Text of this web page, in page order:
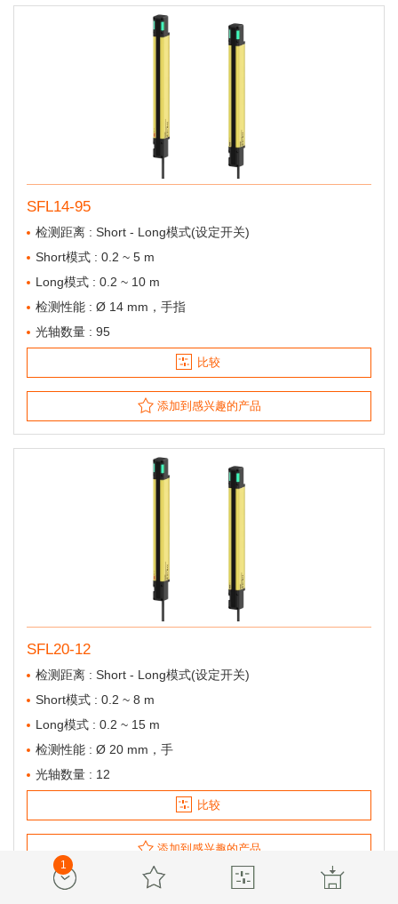
SFL14-95
检测距离 : Short - Long模式(设定开关)
Short模式 : 0.2 ~ 5 m
Long模式 : 0.2 ~ 10 m
检测性能 : Ø 14 mm，手指
光轴数量 : 95
比较
添加到感兴趣的产品
SFL20-12
检测距离 : Short - Long模式(设定开关)
Short模式 : 0.2 ~ 8 m
Long模式 : 0.2 ~ 15 m
检测性能 : Ø 20 mm，手
光轴数量 : 12
比较
添加到感兴趣的产品
1